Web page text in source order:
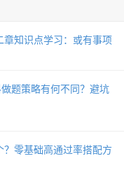
知识点学习：或有事项
题策略有何不同？避坑
零基础高通过率搭配方